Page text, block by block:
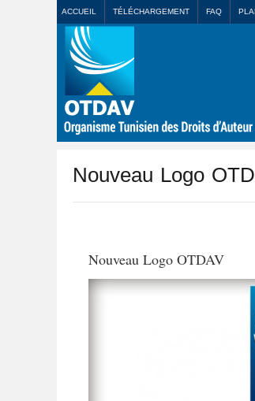
ACCUEIL TÉLÉCHARGEMENT FAQ
Nouveau Logo
Nouveau Logo OTDAV